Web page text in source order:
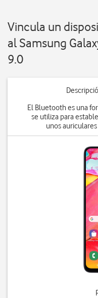
Vincula un
al Samsung
9.0
El Bluetooth es una
se utiliza para
unos